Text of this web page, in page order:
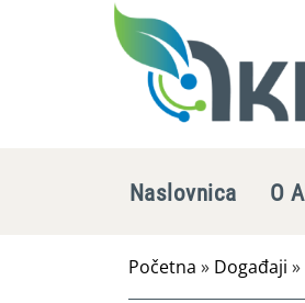
Naslovnica O
Početna » Događaji »